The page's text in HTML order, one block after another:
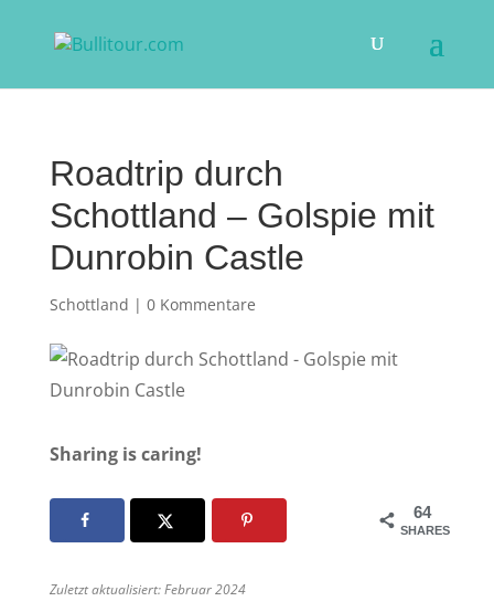
Roadtrip durch
Schottland – Golspie mit
Dunrobin Castle
Schottland | 0 Kommentare
Sharing is caring!
64
SHARES
Zuletzt aktualisiert: Februar 2024